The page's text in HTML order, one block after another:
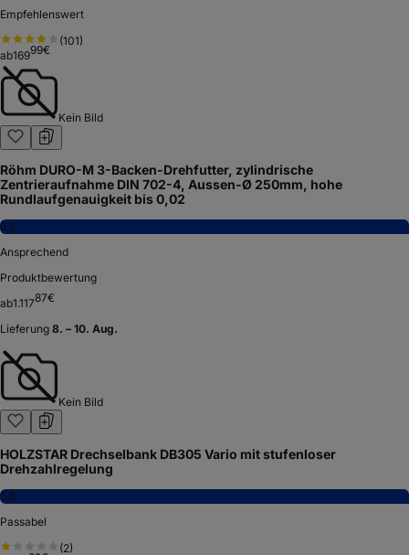
Empfehlenswert
(101)
ab16999€
Kein Bild
Röhm DURO-M 3-Backen-Drehfutter, zylindrische
Zentrieraufnahme DIN 702-4, Aussen-Ø 250mm, hohe
Rundlaufgenauigkeit bis 0,02
6,8
Ansprechend
Produktbewertung
ab1.11787€
Lieferung 8. – 10. Aug.
Kein Bild
HOLZSTAR Drechselbank DB305 Vario mit stufenloser
Drehzahlregelung
5,8
Passabel
(2)